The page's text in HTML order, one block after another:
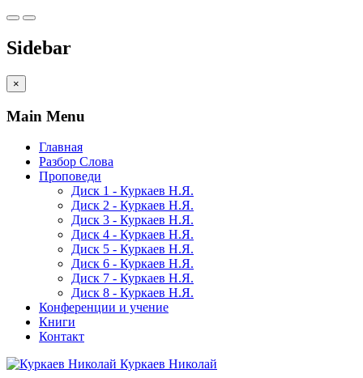
Sidebar
×
Main Menu
Главная
Разбор Слова
Проповеди
Диск 1 - Куркаев Н.Я.
Диск 2 - Куркаев Н.Я.
Диск 3 - Куркаев Н.Я.
Диск 4 - Куркаев Н.Я.
Диск 5 - Куркаев Н.Я.
Диск 6 - Куркаев Н.Я.
Диск 7 - Куркаев Н.Я.
Диск 8 - Куркаев Н.Я.
Конференции и учение
Книги
Контакт
Куркаев Николай